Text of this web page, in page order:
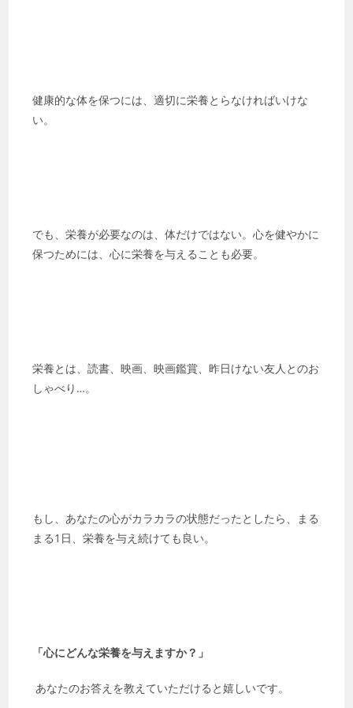
健康的な体を保つには、適切に栄養とらなければいけな
い。
でも、栄養が必要なのは、体だけではない。心を健やかに
保つためには、心に栄養を与えることも必要。
栄養とは、読書、映画、映画鑑賞、昨日けない友人とのお
しゃべり…。
もし、あなたの心がカラカラの状態だったとしたら、まる
まる1日、栄養を与え続けても良い。
「心にどんな栄養を与えますか？」
あなたのお答えを教えていただけると嬉しいです。